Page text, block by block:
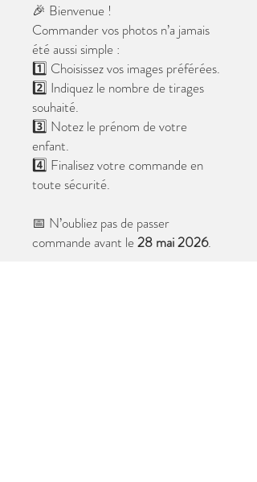
🎉 Bienvenue !
Commander vos photos n’a jamais
été aussi simple :
1️⃣ Choisissez vos images préférées.
2️⃣ Indiquez le nombre de tirages
souhaité.
3️⃣ Notez le prénom de votre
enfant.
4️⃣ Finalisez votre commande en
toute sécurité.
📅 N’oubliez pas de passer
commande avant le28 mai 2026.